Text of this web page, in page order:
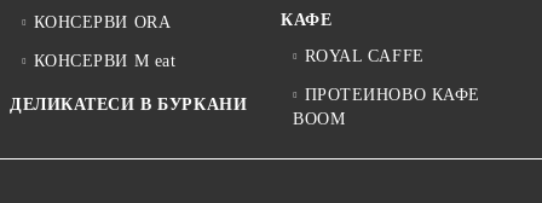
КОНСЕРВИ ORA
КОНСЕРВИ M eat
ДЕЛИКАТЕСИ В БУРКАНИ
КАФЕ
ROYAL CAFFE
ПРОТЕИНОВО КАФЕ
BOOM